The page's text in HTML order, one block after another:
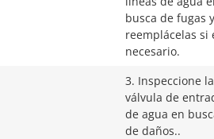
busca de fugas y
reemplácelas si
necesario.
3. Inspeccione la
válvula de
de agua en
de daños..